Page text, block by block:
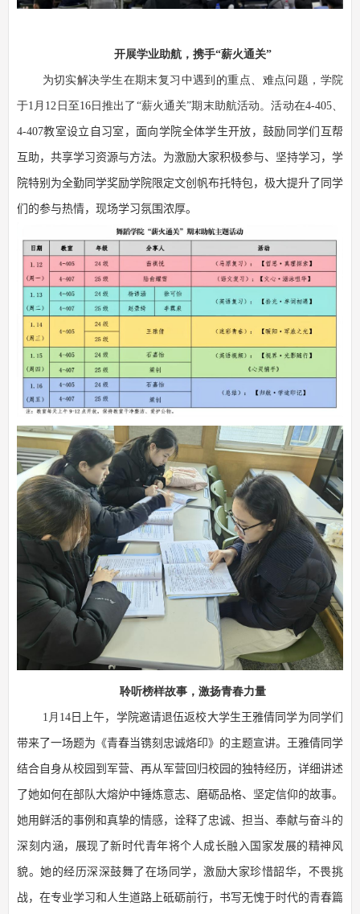
开展学业助航，携手“薪火通关”
为切实解决学生在期末复习中遇到的重点、难点问题，学院
于1 月 12 日至16日推出了“薪火通关”期末助航活动。活动在4-405、
4-407教室设立自习室，面向学院全体学生开放，鼓励同学们互帮
互助，共享学习资源与方法。为激励大家积极参与、坚持学习，学
院特别 为全勤同学奖励学院限定文创帆布托特包，极大提升了同学
们的参与热情，现场学习氛围浓厚。
聆听榜样故事，激扬青春力量
1 月 14日上午，学院邀请退伍返校大学生王雅倩同学为同学们
带来了一场题为《青春当镌刻忠诚烙印》的主题宣讲。王雅倩同学
结合自身从校园到军营、再从军营回归校园的独特经历， 详细讲述
了她如何在部队大熔炉中锤炼意志、磨砺品格、坚定信仰的故事。
她用鲜活的事例和真挚的情感，诠释了忠诚、担当、奉献与奋斗的
深刻内涵，展现了新时代青年将个人成长融入国家发展的精神风
貌。她的经历深深鼓舞了在场同学，激励大家珍惜韶华，不畏挑
战，在专业学习和人生道路上砥砺前行，书写无愧于时代的青春篇